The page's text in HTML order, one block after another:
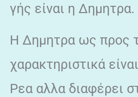
γής είναι η Δημητρα.
Η Δημητρα ως προς
χαρακτηριστικά
Ρεα αλλα διαφέρει